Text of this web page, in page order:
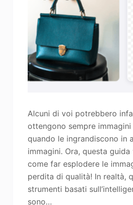
Alcuni di voi potrebbero
ottengono sempre
quando le ingrandiscono in
immagini. Ora, questa
come far esplodere le
perdita di qualità! In realtà,
strumenti basati
sono…